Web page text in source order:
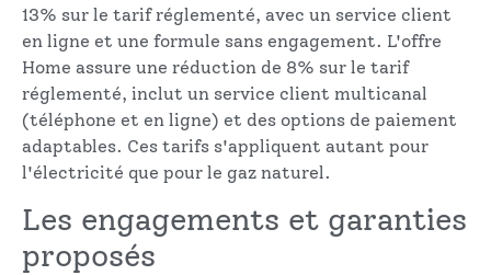
13% sur le tarif réglementé, avec un service client
en ligne et une formule sans engagement. L'offre
Home assure une réduction de 8% sur le tarif
réglementé, inclut un service client multicanal
(téléphone et en ligne) et des options de paiement
adaptables. Ces tarifs s'appliquent autant pour
l'électricité que pour le gaz naturel.
Les engagements et garanties
proposés